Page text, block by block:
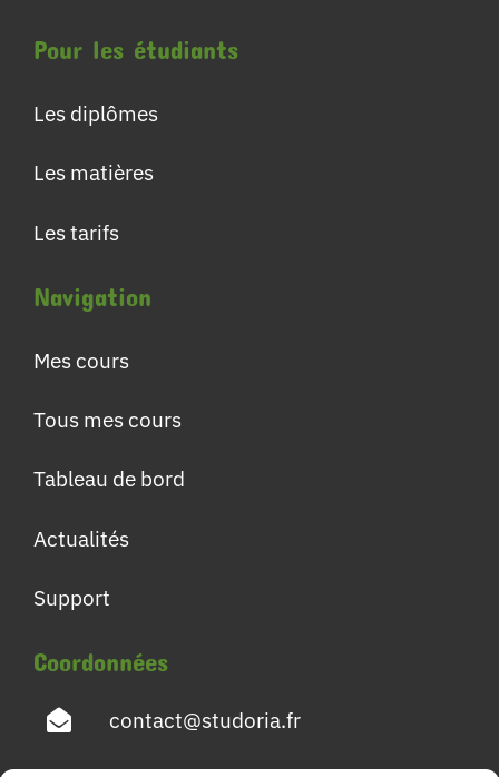
Pour les étudiants
Les diplômes
Les matières
Les tarifs
Navigation
Mes cours
Tous mes cours
Tableau de bord
Actualités
Support
Coordonnées
contact@studoria.fr